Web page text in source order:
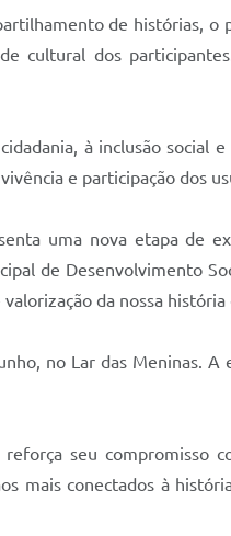
de histórias, o
cultural dos
à inclusão social
e participação dos
uma nova etapa de
de Desenvolvimento
da nossa
no Lar das Meninas. A
seu compromisso
mais conectados à